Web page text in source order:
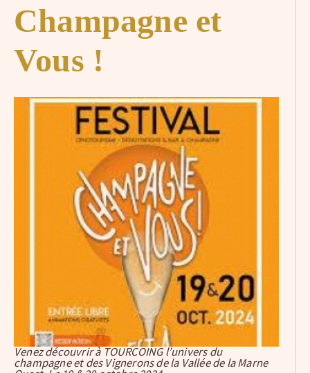
Champagne et
Vous !
Venez découvrir à TOURCOING l’univers du
champagne et des Vignerons de la Vallée de la Marne